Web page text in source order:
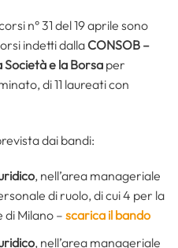
n° 31 del 19 aprile sono
indetti dalla CONSOB –
Società e la Borsa per
di 11 laureati con
dai bandi:
, nell’area manageriale
di ruolo, di cui 4 per la
di Milano – scarica il bando
, nell’area manageriale